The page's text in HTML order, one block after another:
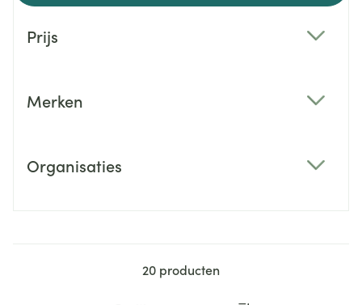
Prijs
Merken
Organisaties
20 producten